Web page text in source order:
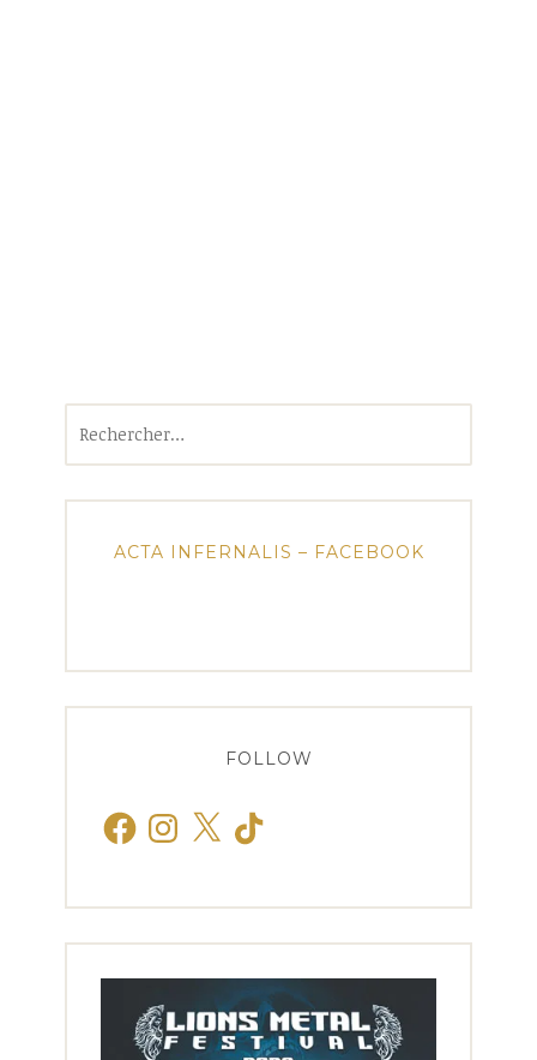
ACTA INFERNALIS – FACEBOOK
FOLLOW
FacebookInstagram
X TikTok